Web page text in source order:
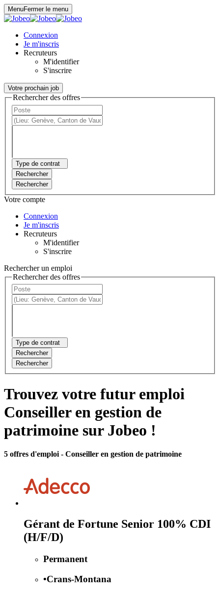
MenuFermer le menu
Connexion
Je m'inscris
Recruteurs
M'identifier
S'inscrire
Votre prochain job
Rechercher des offres
Type de contrat
Rechercher
Rechercher
Votre compte
Connexion
Je m'inscris
Recruteurs
M'identifier
S'inscrire
Rechercher un emploi
Rechercher des offres
Type de contrat
Rechercher
Rechercher
Trouvez votre futur emploi
Conseiller en gestion de
patrimoine sur Jobeo !
5 offres d'emploi - Conseiller en gestion de patrimoine
Gérant de Fortune Senior 100% CDI
(H/F/D)
Permanent
•Crans-Montana
Panneau de gestion des cookies